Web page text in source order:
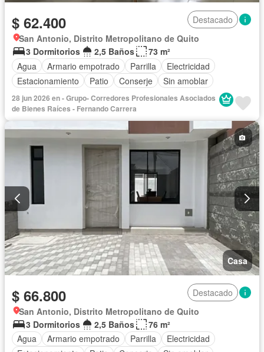
$ 62.400
Destacado
San Antonio, Distrito Metropolitano de Quito
3 Dormitorios
2,5 Baños
73 m²
Agua
Armario empotrado Parrilla
Electricidad
Estacionamiento
Patio Conserje Sin amoblar
28 jun 2026 en - Grupo- Corredores Profesionales Asociados
de Bienes Raíces - Fernando Carrera
Casa
$ 66.800
Destacado
San Antonio, Distrito Metropolitano de Quito
3 Dormitorios
2,5 Baños
76 m²
Agua
Armario empotrado Parrilla
Electricidad